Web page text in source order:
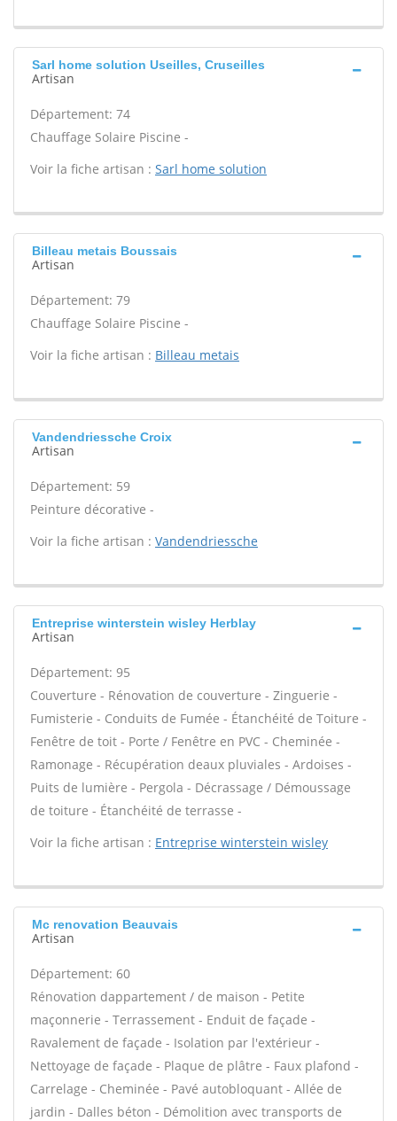
Sarl home solution Useilles, Cruseilles
Artisan
Département: 74
Chauffage Solaire Piscine -
Voir la fiche artisan : Sarl home solution
Billeau metais Boussais
Artisan
Département: 79
Chauffage Solaire Piscine -
Voir la fiche artisan : Billeau metais
Vandendriessche Croix
Artisan
Département: 59
Peinture décorative -
Voir la fiche artisan : Vandendriessche
Entreprise winterstein wisley Herblay
Artisan
Département: 95
Couverture - Rénovation de couverture - Zinguerie -
Fumisterie - Conduits de Fumée - Étanchéité de Toiture -
Fenêtre de toit - Porte / Fenêtre en PVC - Cheminée -
Ramonage - Récupération deaux pluviales - Ardoises -
Puits de lumière - Pergola - Décrassage / Démoussage
de toiture - Étanchéité de terrasse -
Voir la fiche artisan : Entreprise winterstein wisley
Mc renovation Beauvais
Artisan
Département: 60
Rénovation dappartement / de maison - Petite
maçonnerie - Terrassement - Enduit de façade -
Ravalement de façade - Isolation par l'extérieur -
Nettoyage de façade - Plaque de plâtre - Faux plafond -
Carrelage - Cheminée - Pavé autobloquant - Allée de
jardin - Dalles béton - Démolition avec transports de